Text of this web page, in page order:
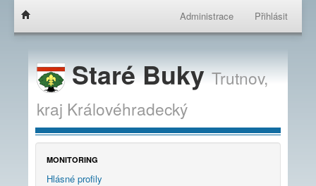
Administrace Přihlásit
Staré BukyTrutnov,
kraj Královéhradecký
MONITORING
Hlásné profily